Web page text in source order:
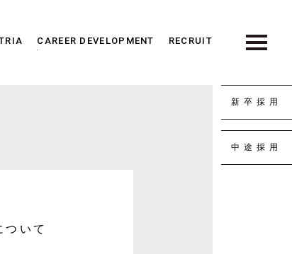
CAREER DEVELOPMENT RECRUIT
新卒採用
中途採用
ついて